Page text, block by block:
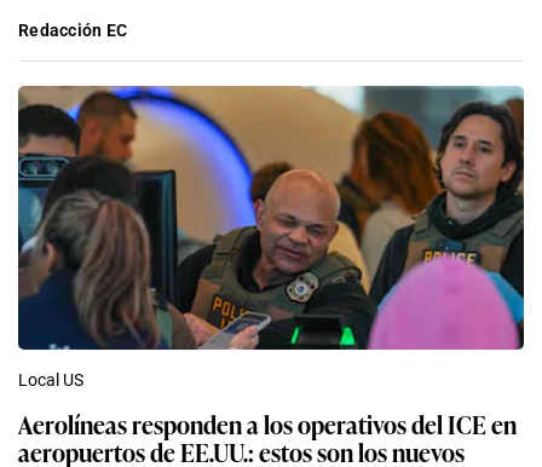
Redacción EC
Local US
Aerolíneas responden a los operativos del ICE en
aeropuertos de EE.UU.: estos son los nuevos